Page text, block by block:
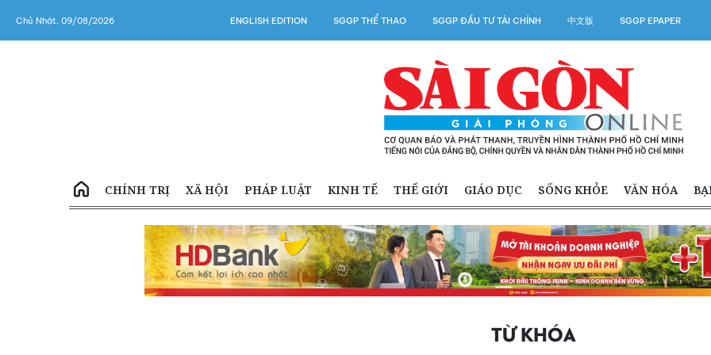
Chủ Nhật, 09/08/2026 ENGLISH EDITION SGGP THỂ THAO SGGP ĐẦU TƯ TÀI CHÍNH 中文版 SGGP EPAPER
CHÍNH TRỊ XÃ HỘI PHÁP LUẬT KINH TẾ THẾ GIỚI GIÁO DỤC SỐNG KHỎE VĂN HÓA
TỪ KHÓA